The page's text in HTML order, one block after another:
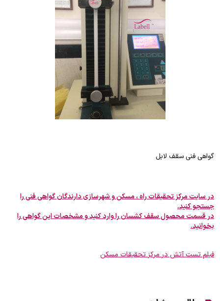
گواهی فنی سقف لابل
در سایت مرکز تحقیقات راه ، مسکن و شهرسازی دارندگان گواهی فنی را
جستجو کنید.
در قسمت محصول سقف کشسان را وارد کنید و مشخصات این گواهی را
بخوانید.
فیلم تست آتش در مرکز تحقیقات مسکن